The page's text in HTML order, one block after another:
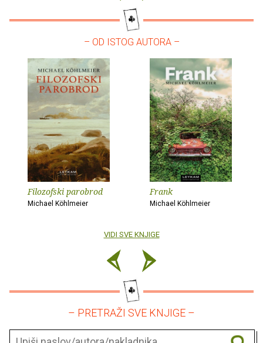
– OD ISTOG AUTORA –
Filozofski parobrod
Michael Köhlmeier
Frank
Michael Köhlmeier
VIDI SVE KNJIGE
– PRETRAŽI SVE KNJIGE –